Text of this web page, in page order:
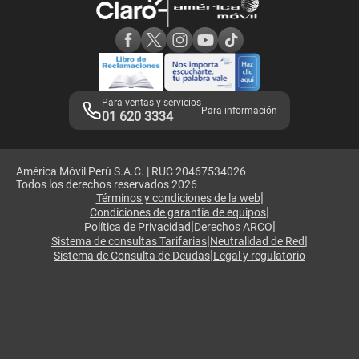
Adquirientes iPhone 6, 6S y SE
Mensaje de Seguridad
Términos y Condiciones de Tienda Claro
Libro de Reclamaciones
Legales de marketplace
Para ventas y servicios
01 620 3334 Para información
América Móvil Perú S.A.C. | RUC 20467534026
Todos los derechos reservados 2026
Términos y condiciones de la web|
Condiciones de garantía de equipos|
Política de Privacidad|Derechos ARCO|
Sistema de consultas Tarifarias|Neutralidad de Red|
Sistema de Consulta de Deudas|Legal y regulatorio